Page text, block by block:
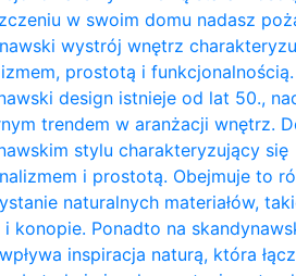
w swoim domu nadasz
wystrój wnętrz
prostotą i
design istnieje od lat 50.,
trendem w aranżacji wnętrz.
stylu charakteryzujący się
i prostotą. Obejmuje to
naturalnych materiałów,
konopie. Ponadto na
inspiracja naturą, która